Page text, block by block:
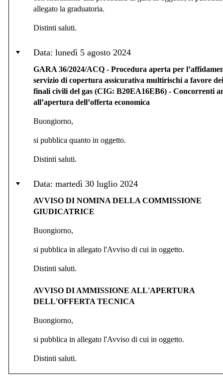
allegato la graduatoria.
Distinti saluti.
Data: lunedì 5 agosto 2024
GARA 36/2024/ACQ - Procedura aperta per
servizio di copertura assicurativa multirischi a favore
finali civili del gas (CIG: B20EA16EB6) - Concorrenti
all’apertura dell’offerta economica
Buongiorno,
si pubblica quanto in oggetto.
Distinti saluti.
Data: martedì 30 luglio 2024
AVVISO DI NOMINA DELLA COMMISSIONE
GIUDICATRICE
Buongiorno,
si pubblica in allegato l'Avviso di cui in oggetto.
Distinti saluti.
AVVISO DI AMMISSIONE ALL'APERTURA
DELL'OFFERTA TECNICA
Buongiorno,
si pubblica in allegato l'Avviso di cui in oggetto.
Distinti saluti.